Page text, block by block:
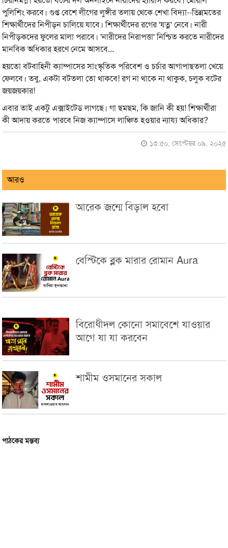
পুলিশিং করবে। গুপ্ত বেশে লীগের লুঙ্গীর তলায় থেকে শেখা বিদ্যা--ভিন্নমতের
শিক্ষার্থীদের নিপীড়ন চালিয়ে যাবে। শিক্ষার্থীদের রগের 'যত্ন' নেবে। নারী
নিপীড়কদের ফুলের মালা পরাবে। 'নারীদের নিরাপত্তা' নিশ্চিত করতে নারীদের
মানবিক অধিকার হরণে নেমে আসবে...
‎হয়তো বটবাহিনী ক্যাম্পাসের সাংস্কৃতিক পরিবেশ ও চর্চার আগাপাছতলা খেয়ে
ফেলবে। তবু, একটা বটতলা তো থাকবে! রগ না থাকে না থাকুক, চলুক বটের
জয়জয়কার!
এবার তাই একটু এক্সাইটেড লাগছে। গা ছমছম, কি জানি কী হয়! শিক্ষার্থীরা
কী আদায় করতে পারবে নিজ ক্যাম্পাসে লাঞ্চিত হওয়ার ন্যায্য অধিকার?
১৩:৫০, সেপ্টেম্বর ০৯, ২০২৫
আরও
আরেক জন্মে বিড়াল হবো
বেস্টিকে ব্লক মারার রোমান Aura
বিরোধীদল কোনো সমাবেশে যাওয়ার
আগে যা যা করবেন
শামীম ওসমানের সকাল
পাঠকের মন্তব্য